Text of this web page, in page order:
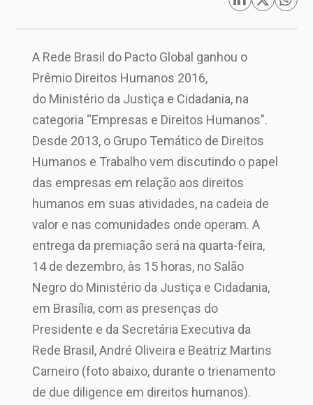
A Rede Brasil do Pacto Global ganhou o
Prêmio Direitos Humanos 2016,
do Ministério da Justiça e Cidadania, na
categoria “Empresas e Direitos Humanos”.
Desde 2013, o Grupo Temático de Direitos
Humanos e Trabalho vem discutindo o papel
das empresas em relação aos direitos
humanos em suas atividades, na cadeia de
valor e nas comunidades onde operam. A
entrega da premiação será na quarta-feira,
14 de dezembro, às 15 horas, no Salão
Negro do Ministério da Justiça e Cidadania,
em Brasília, com as presenças do
Presidente e da Secretária Executiva da
Rede Brasil, André Oliveira e Beatriz Martins
Carneiro (foto abaixo, durante o trienamento
de due diligence em direitos humanos).